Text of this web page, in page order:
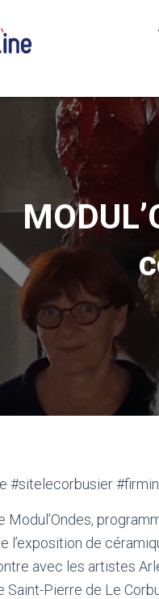
#sitelecorbusier
Modul’Ondes,
l’exposition de
avec les artistes
Saint-Pierre de Le